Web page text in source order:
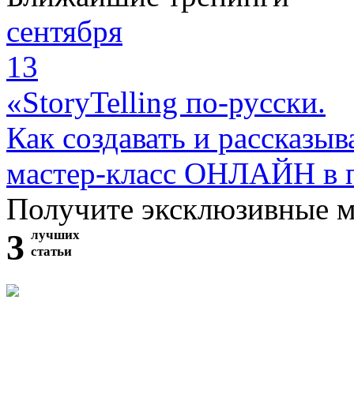
сентября
13
«StoryTelling по-русски.
Как создавать и
мастер-класс ОНЛАЙН в
Получите эксклюзивные
3 лучших
статьи